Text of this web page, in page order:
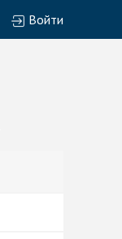
Войти